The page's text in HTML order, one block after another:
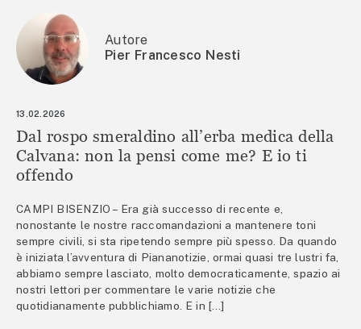
Autore
Pier Francesco Nesti
13.02.2026
Dal rospo smeraldino all’erba medica della
Calvana: non la pensi come me? E io ti
offendo
CAMPI BISENZIO – Era già successo di recente e,
nonostante le nostre raccomandazioni a mantenere toni
sempre civili, si sta ripetendo sempre più spesso. Da quando
è iniziata l’avventura di Piananotizie, ormai quasi tre lustri fa,
abbiamo sempre lasciato, molto democraticamente, spazio ai
nostri lettori per commentare le varie notizie che
quotidianamente pubblichiamo. E in […]